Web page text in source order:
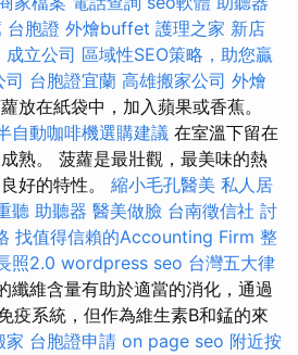
台胞證 外燴buffet 護理之家 新店
成立公司 區域性SEO策略，助您贏
司 台胞證宜蘭 高雄搬家公司 外燴
放在紙袋中，加入蘋果或香蕉。
自動咖啡機選購建議 在室溫下留在
熟。 菠蘿是最壯觀，最美味的熱
好的特性。 縮小毛孔醫美 私人居
聽 助聽器 醫美做臉 台南徵信社 討
找值得信賴的Accounting Firm 整
照2.0 wordpress seo 台灣五大律
纖維含量有助於適當的消化，通過
疫系統，但作為維生素B和錳的來
家 台胞證申請 on page seo 附近按